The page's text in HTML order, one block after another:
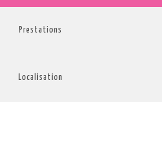
Prestations
Localisation